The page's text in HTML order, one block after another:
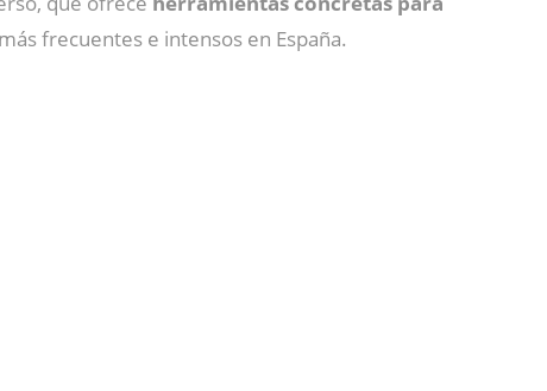
frecuentes e intensos en España.